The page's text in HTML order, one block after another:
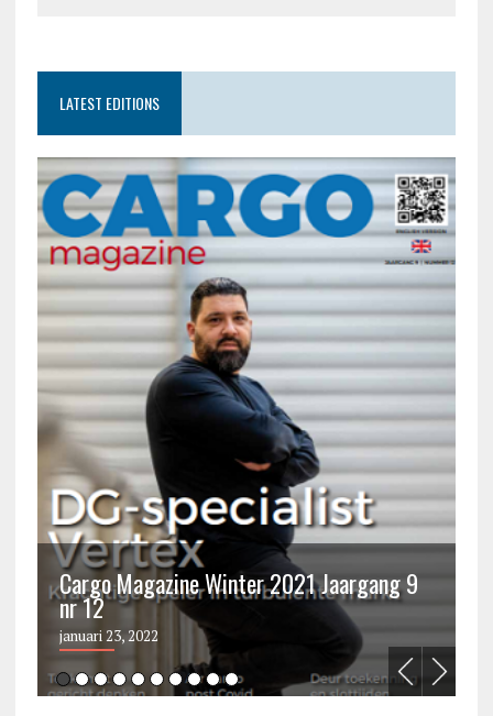
LATEST EDITIONS
Cargo Magazine Winter 2021 Jaargang 9
nr 12
januari 23, 2022